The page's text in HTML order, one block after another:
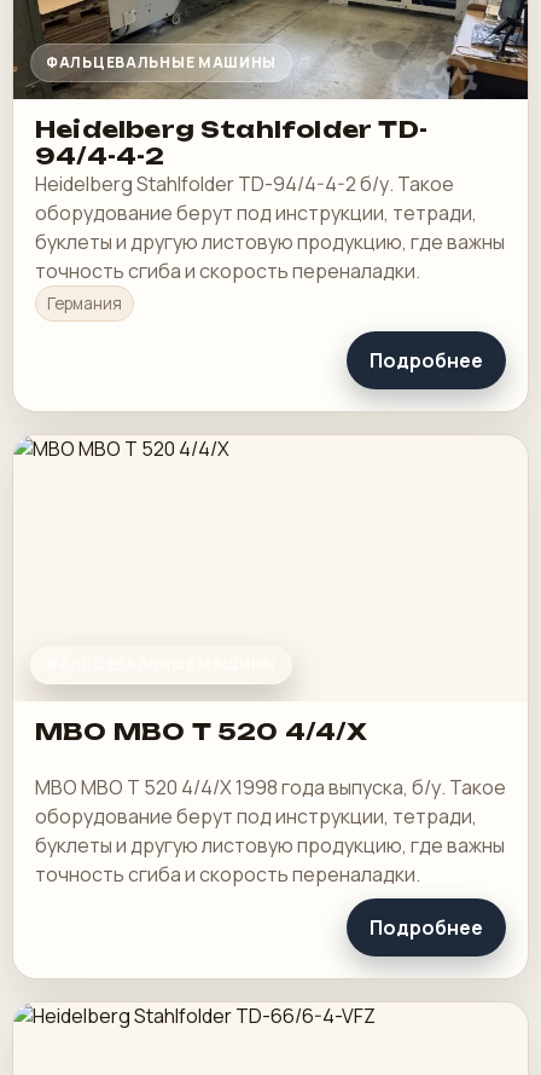
ФАЛЬЦЕВАЛЬНЫЕ МАШИНЫ
Heidelberg Stahlfolder TD-
94/4-4-2
Heidelberg Stahlfolder TD-94/4-4-2 б/у. Такое
оборудование берут под инструкции, тетради,
буклеты и другую листовую продукцию, где важны
точность сгиба и скорость переналадки.
Германия
Подробнее
MBO MBO T 520 4/4/X
MBO MBO T 520 4/4/X 1998 года выпуска, б/у. Такое
оборудование берут под инструкции, тетради,
буклеты и другую листовую продукцию, где важны
точность сгиба и скорость переналадки.
Подробнее